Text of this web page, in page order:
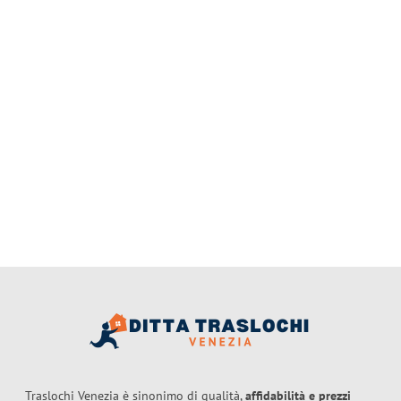
Traslochi Venezia è sinonimo di qualità,affidabilità e prezzi